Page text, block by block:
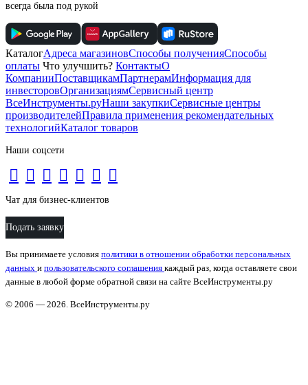
всегда была под рукой
КаталогАдреса магазиновСпособы полученияСпособы
оплаты Что улучшить? КонтактыО
КомпанииПоставщикамПартнерамИнформация для
инвесторовОрганизациямСервисный центр
ВсеИнструменты.руНаши закупкиСервисные центры
производителейПравила применения рекомендательных
технологийКаталог товаров
Наши соцсети
Чат для бизнес-клиентов
Подать заявку
Вы принимаете условия политики в отношении обработки персональных
данных и пользовательского соглашения каждый раз, когда оставляете свои
данные в любой форме обратной связи на сайте ВсеИнструменты.ру
© 2006 — 2026. ВсеИнструменты.ру